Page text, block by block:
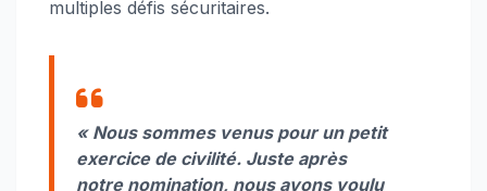
multiples défis sécuritaires.
« Nous sommes venus pour un petit
exercice de civilité. Juste après
notre nomination, nous avons voulu